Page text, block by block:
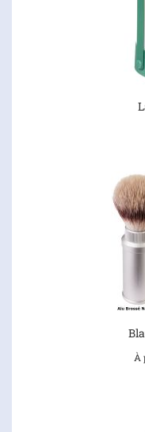
À